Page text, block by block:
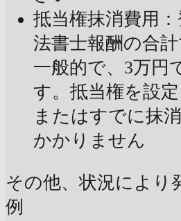
抵当権抹消費用
法書士報酬の合
一般的で、3万円
す。抵当権を設定
またはすでに抹
かかりません
その他、状況により
例